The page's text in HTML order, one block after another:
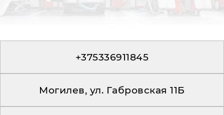
Обратная связь
+375336911845
Могилев, ул. Габровская 11Б